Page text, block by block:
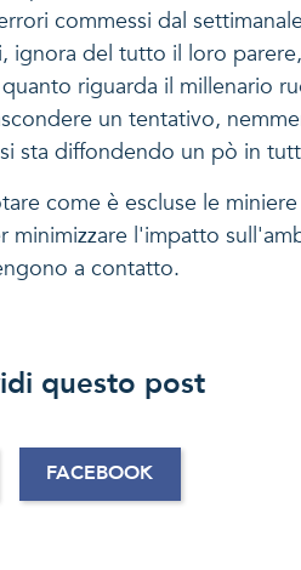
commessi dal
del tutto il loro
riguarda il millenario
un tentativo,
sta diffondendo un pò in
come è escluse le
l'impatto
a contatto.
questo post
FACEBOOK